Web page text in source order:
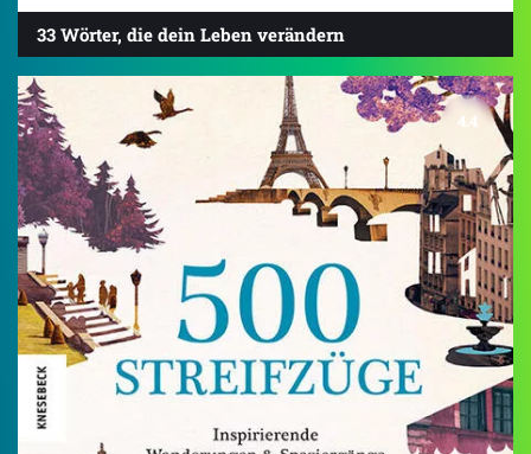
33 Wörter, die dein Leben verändern
4.4